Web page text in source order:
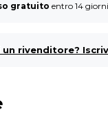
gratuito entro 14 giorni
un rivenditore?